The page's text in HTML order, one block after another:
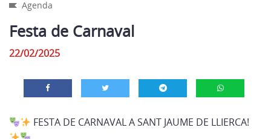
Agenda
Festa de Carnaval
22/02/2025
FESTA DE CARNAVAL A SANT JAUME DE LLIERCA!